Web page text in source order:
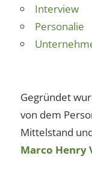
Interview
Personalie
Gegründet
von dem
Mittelstand
Marco Henry